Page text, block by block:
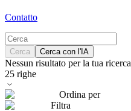
Contatto
Cerca Cerca con l'IA
Nessun risultato per la tua ricerca
25 righe
Ordina per
Filtra